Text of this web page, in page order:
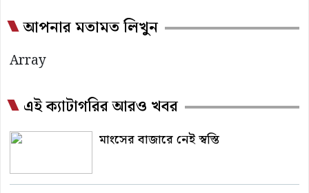
আপনার মতামত লিখুন
Array
এই ক্যাটাগরির আরও খবর
মাংসের বাজারে নেই স্বস্তি